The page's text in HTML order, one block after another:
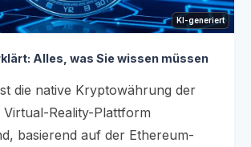
KI-generiert
Alles, was Sie wissen müssen
die native Kryptowährung der
Reality-Plattform
basierend auf der Ethereum-